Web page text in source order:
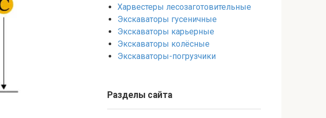
Харвестеры лесозаготовительные
Экскаваторы гусеничные
Экскаваторы карьерные
Экскаваторы колёсные
Экскаваторы-погрузчики
Разделы сайта